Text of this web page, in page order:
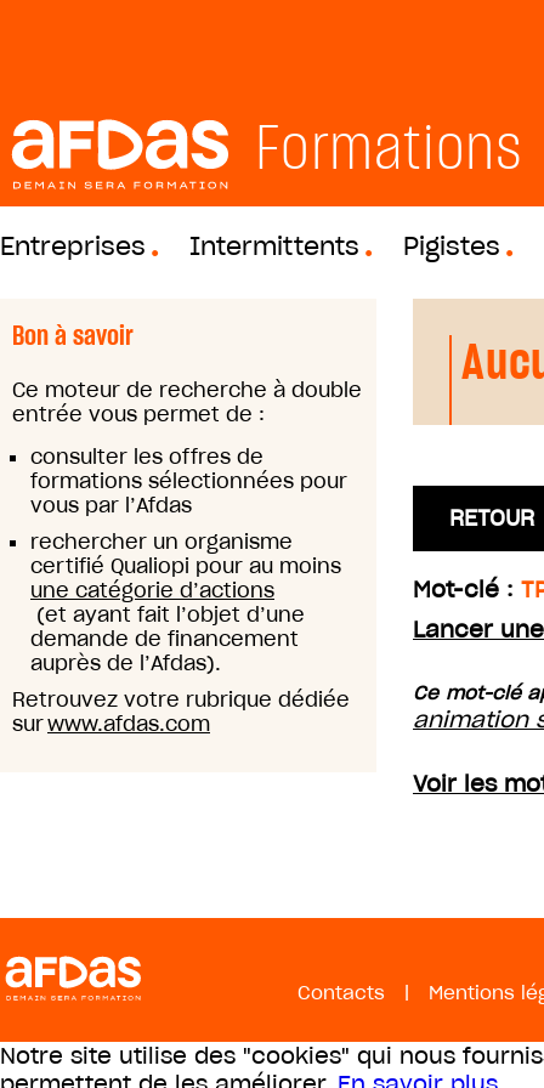
Formations
Entreprises Intermittents Pigistes
Bon à savoir
Ce moteur de recherche à double
entrée vous permet de :
consulter les offres de
formations sélectionnées pour
vous par l’Afdas
rechercher un organisme
certifié Qualiopi pour au moins
une catégorie d’actions
(et ayant fait l’objet d’une
demande de financement
auprès de l’Afdas).
Retrouvez votre rubrique dédiée
surwww.afdas.com
RETOUR
Mot-clé :
Lancer
Ce mot-clé
animation
Voir les
Contacts | Mentions
Notre site utilise des "cookies" qui nous